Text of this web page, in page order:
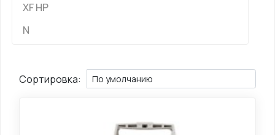
XF HP
N
Сортировка: